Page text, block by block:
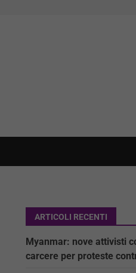
ARTICOLI RECENTI
Myanmar: nove attivisti
carcere per proteste